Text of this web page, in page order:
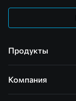
Продукты
Компания